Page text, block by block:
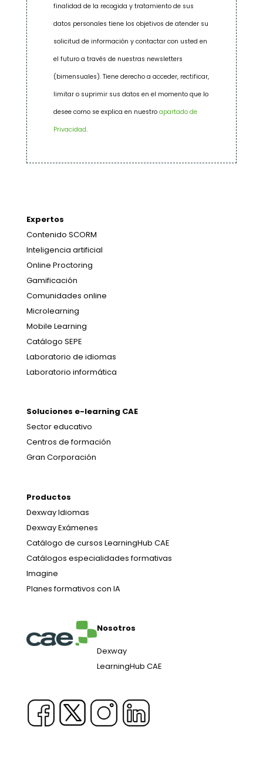
finalidad de la recogida y tratamiento de sus
datos personales tiene los objetivos de atender su
solicitud de información y contactar con usted en
el futuro a través de nuestras newsletters
(bimensuales). Tiene derecho a acceder, rectificar,
limitar o suprimir sus datos en el momento que lo
desee como se explica en nuestro apartado de
Privacidad.
Expertos
Contenido SCORM
Inteligencia artificial
Online Proctoring
Gamificación
Comunidades online
Microlearning
Mobile Learning
Catálogo SEPE
Laboratorio de idiomas
Laboratorio informática
Soluciones e-learning CAE
Sector educativo
Centros de formación
Gran Corporación
Productos
Dexway Idiomas
Dexway Exámenes
Catálogo de cursos LearningHub CAE
Catálogos especialidades formativas
Imagine
Planes formativos con IA
Nosotros
Dexway
LearningHub CAE